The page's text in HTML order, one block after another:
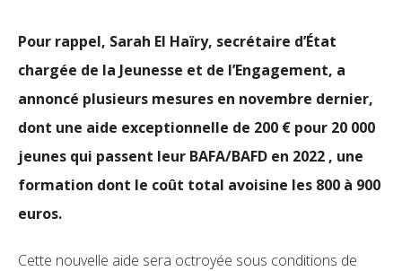
Pour rappel, Sarah El Haïry, secrétaire d’État
chargée de la Jeunesse et de l’Engagement, a
annoncé plusieurs mesures en novembre dernier,
dont une aide exceptionnelle de 200 € pour 20 000
jeunes qui passent leur BAFA/BAFD en 2022 , une
formation dont le coût total avoisine les 800 à 900
euros.
Cette nouvelle aide sera octroyée sous conditions de